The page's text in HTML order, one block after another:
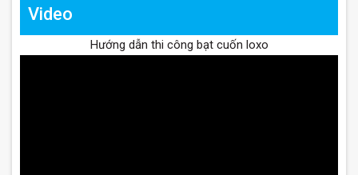
Video
Hướng dẫn thi công bạt cuốn loxo